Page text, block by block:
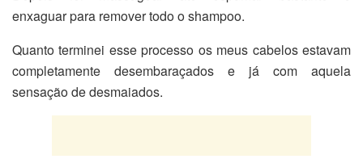
enxaguar para remover todo o shampoo.
Quanto terminei esse processo os meus cabelos estavam
completamente desembaraçados e já com aquela
sensação de desmaiados.